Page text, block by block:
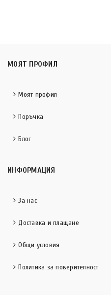
МОЯТ ПРОФИЛ
Моят профил
Поръчка
Блог
ИНФОРМАЦИЯ
За нас
Доставка и плащане
Общи условия
Политика за поверителност